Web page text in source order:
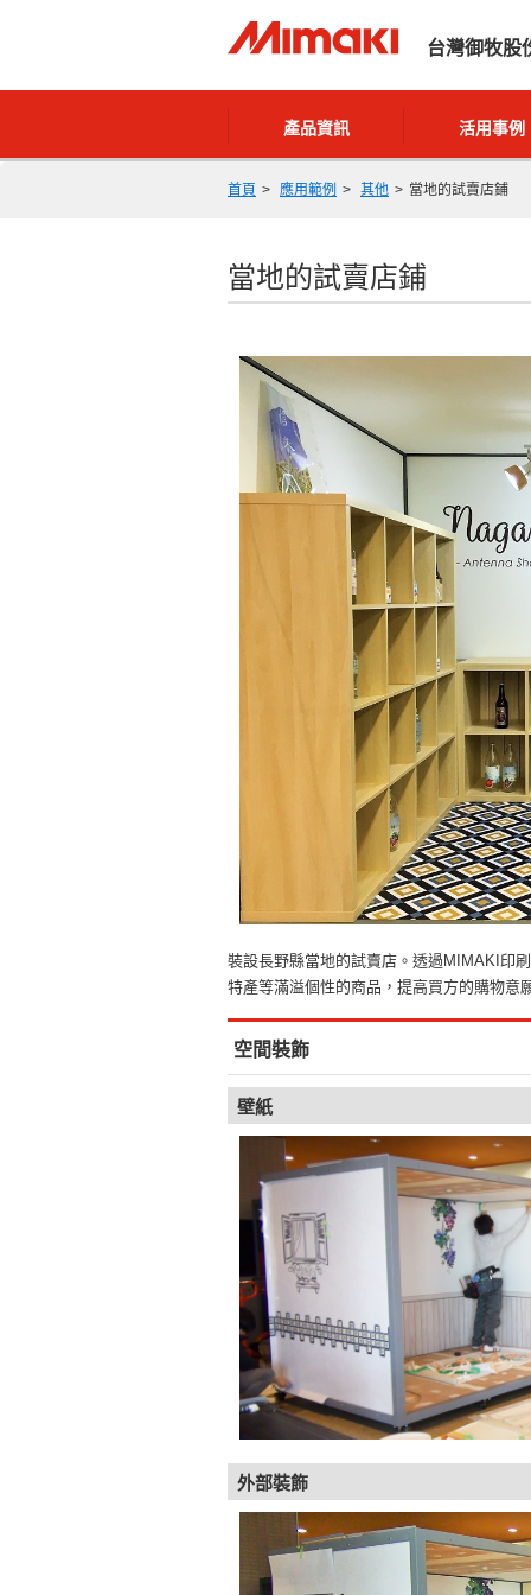
台灣御牧股
產品資訊 活用事例
首頁 應用範例 其他 當地的試賣店鋪
當地的試賣店鋪
裝設長野縣當地的試賣店。透過MIMAKI印
特產等滿溢個性的商品，提高買方的購物意
空間裝飾
壁紙
外部裝飾